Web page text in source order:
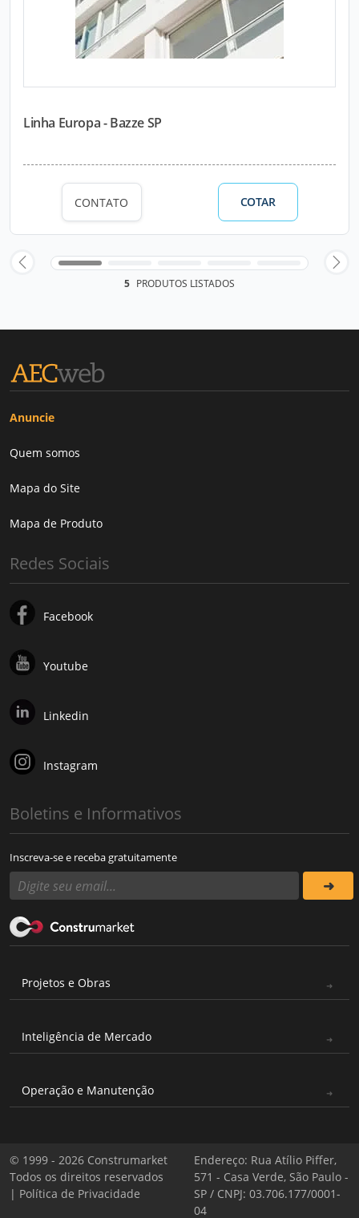
Linha Europa - Bazze SP
CONTATO COTAR
5 PRODUTOS LISTADOS
Anuncie
Quem somos
Mapa do Site
Mapa de Produto
Redes Sociais
Facebook
Youtube
Linkedin
Instagram
Boletins e Informativos
Inscreva-se e receba gratuitamente
Projetos e Obras
Inteligência de Mercado
Operação e Manutenção
© 1999 - 2026 Construmarket
Todos os direitos reservados
| Política de Privacidade
Endereço: Rua Atílio Piffer,
571 - Casa Verde, São Paulo -
SP / CNPJ: 03.706.177/0001-
04